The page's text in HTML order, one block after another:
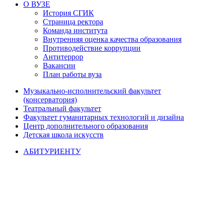
О ВУЗЕ
История СГИК
Страница ректора
Команда института
Внутренняя оценка качества образования
Противодействие коррупции
Антитеррор
Вакансии
План работы вуза
Музыкально-исполнительский факультет
(консерватория)
Театральный факультет
Факультет гуманитарных технологий и дизайна
Центр дополнительного образования
Детская школа искусств
АБИТУРИЕНТУ